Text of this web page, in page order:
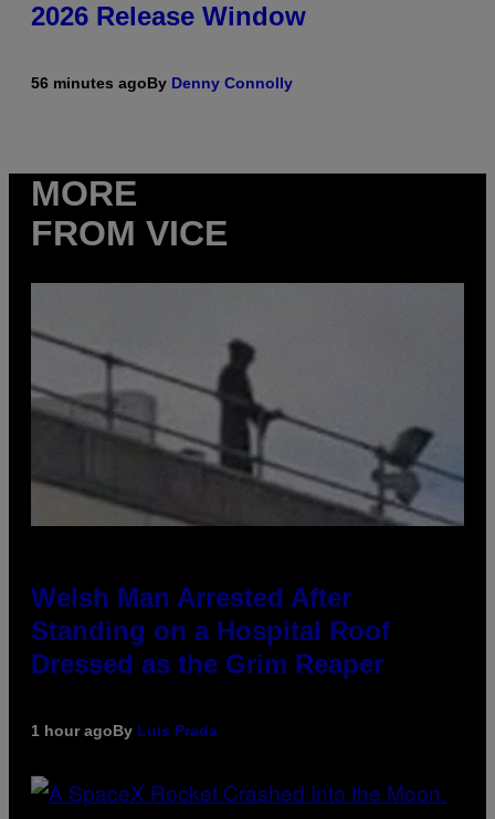
2026 Release Window
56 minutes agoBy Denny Connolly
MORE
FROM VICE
Welsh Man Arrested After
Standing on a Hospital Roof
Dressed as the Grim Reaper
1 hour agoBy Luis Prada